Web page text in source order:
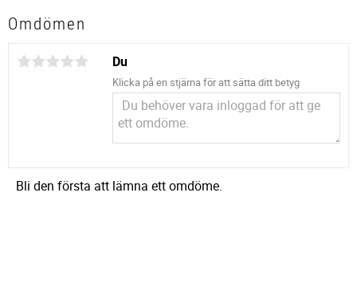
Omdömen
Du
Klicka på en stjärna för att sätta ditt betyg
Bli den första att lämna ett omdöme.